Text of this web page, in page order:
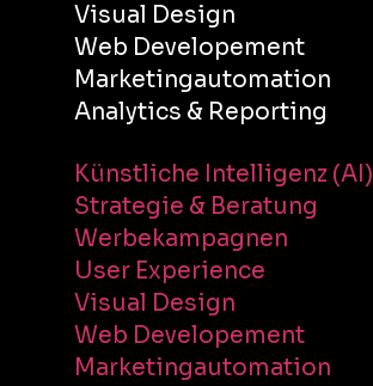
Visual Design
Web Developement
Marketingautomation
Analytics & Reporting
Künstliche Intelligenz (AI)
Strategie & Beratung
Werbekampagnen
User Experience
Visual Design
Web Developement
Marketingautomation